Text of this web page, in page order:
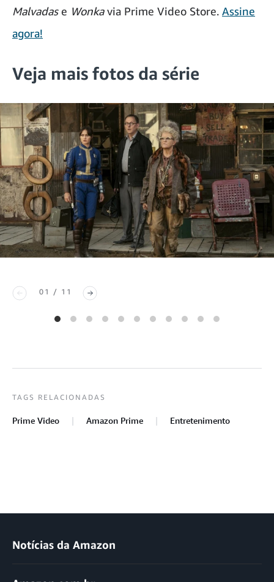
Malvadase Wonkavia Prime Video Store. Assine
agora!
Veja mais fotos da série
01 / 11
TAGS RELACIONADAS
Prime Video Amazon Prime Entretenimento
Notícias da Amazon